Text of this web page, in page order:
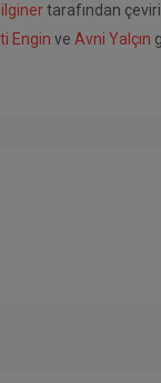
tarafından
Engin ve Avni Yalçın